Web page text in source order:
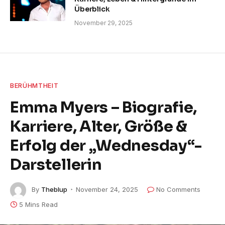
Überblick
November 29, 2025
BERÜHMTHEIT
Emma Myers – Biografie,
Karriere, Alter, Größe &
Erfolg der „Wednesday“-
Darstellerin
By Theblup November 24, 2025
No Comments
5 Mins Read